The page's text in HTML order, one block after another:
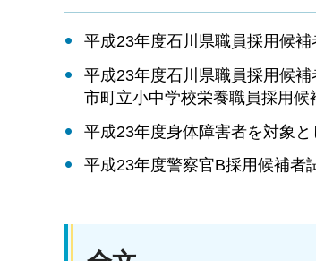
平成23年度石川県職員採用候
平成23年度石川県職員採用候
市町立小中学校栄養職員採用候
平成23年度身体障害者を対象
平成23年度警察官B採用候補者